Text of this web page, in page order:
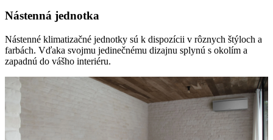
Nástenná jednotka
Nástenné klimatizačné jednotky sú k dispozícii v rôznych štýloch a
farbách. Vďaka svojmu jedinečnému dizajnu splynú s okolím a
zapadnú do vášho interiéru.